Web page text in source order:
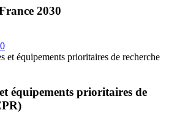
2030
et équipements prioritaires de recherche
équipements prioritaires de